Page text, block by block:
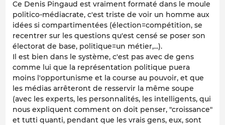
Ce Denis Pingaud est vraiment formaté dans le moule
politico-médiacrate, c'est triste de voir un homme aux
idées si compartimentées (élection=compétition, se
recentrer sur les questions qu'est censé se poser son
électorat de base, politique=un métier,...).
Il est bien dans le système, c'est pas avec de gens
comme lui que la représentation politique puera
moins l'opportunisme et la course au pouvoir, et que
les médias arrêteront de resservir la même soupe
(avec les experts, les personnalités, les intelligents, qui
nous expliquent comment on doit penser, "croissance"
et tutti quanti, pendant que les vrais gens, eux, sont